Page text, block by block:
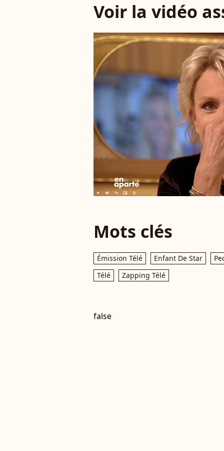
Voir la vidéo
Mots clés
Émission Télé Enfant De Star
Télé
Zapping Télé
false